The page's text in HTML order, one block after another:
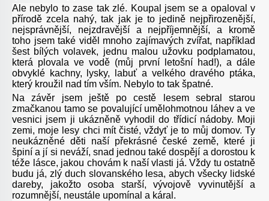
Ale nebylo to zase tak zlé. Koupal jsem se a opaloval v
přírodě zcela nahý, tak jak je to jedině nejpřirozenější,
nejsprávnější, nejzdravější a nejpříjemnější, a kromě
toho jsem také viděl mnoho zajímavých zvířat, například
šest bílých volavek, jednu malou užovku podplamatou,
která plovala ve vodě (můj první letošní had!), a dále
obvyklé kachny, lysky, labuť a velkého dravého ptáka,
který kroužil nad tím vším. Nebylo to tak špatné.
Na závěr jsem ještě po cestě lesem sebral starou
zmačkanou tamo se povalující umělohmotnou láhev a ve
vesnici jsem ji ukázněně vyhodil do třídicí nádoby. Moji
zemi, moje lesy chci mít čisté, vždyť je to můj domov. Ty
neukázněné děti naší překrásné české země, které ji
špiní a jí si neváží, snad jednou také dospějí a dorostou k
téže lásce, jakou chovám k naší vlasti já. Vždy tu ostatně
budu já, zlý duch slovanského lesa, abych všecky lidské
dareby, jakožto osoba starší, vývojově vyvinutější a
rozumnější, neustále upomínal a káral.